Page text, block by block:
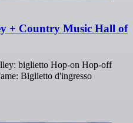
+ Country Music Hall of
biglietto Hop-on Hop-off
Biglietto d'ingresso